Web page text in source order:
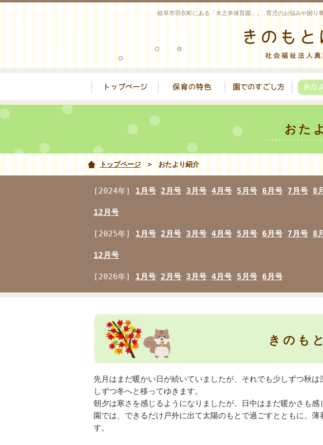
岐阜市羽衣町にある「木之本保育園」。 育児のお悩みや困り
おた
トップページ> おたより紹介
[2024年] 1月号 2月号 3月号 4月号 5月号 6月号 7月号 8
12月号
[2025年] 1月号 2月号 3月号 4月号 5月号 6月号 7月号 8
12月号
[2026年] 1月号 2月号 3月号 4月号 5月号 6月号
きのも
先月はまだ暖かい日が続いていましたが、それでも少しずつ秋
しずつ冬へと移ってゆきます。
朝夕は寒さを感じるようになりましたが、日中はまだ暖かさも感
園では、できるだけ戸外に出て太陽のもとで過ごすとともに、
す。